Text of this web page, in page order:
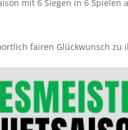
mit 6 Siegen in 6 Spielen
fairen Glückwunsch zu